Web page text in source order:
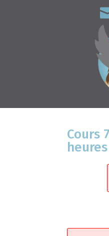
Cours
heures